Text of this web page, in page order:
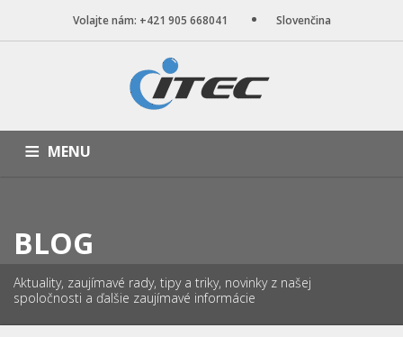
Volajte nám: +421 905 668041 Slovenčina
MENU
BLOG O NÁS
BLOG
Aktuality, zaujímavé rady, tipy a triky, novinky z našej
spoločnosti a ďalšie zaujímavé informácie